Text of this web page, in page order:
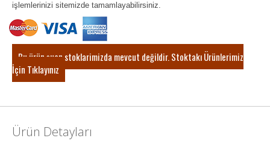
işlemlerinizi sitemizde tamamlayabilirsiniz.
Bu ürün şuan stoklarimizda mevcut değildir. Stoktakı Ürünlerimiz
İçin Tıklayınız
Ürün Detayları